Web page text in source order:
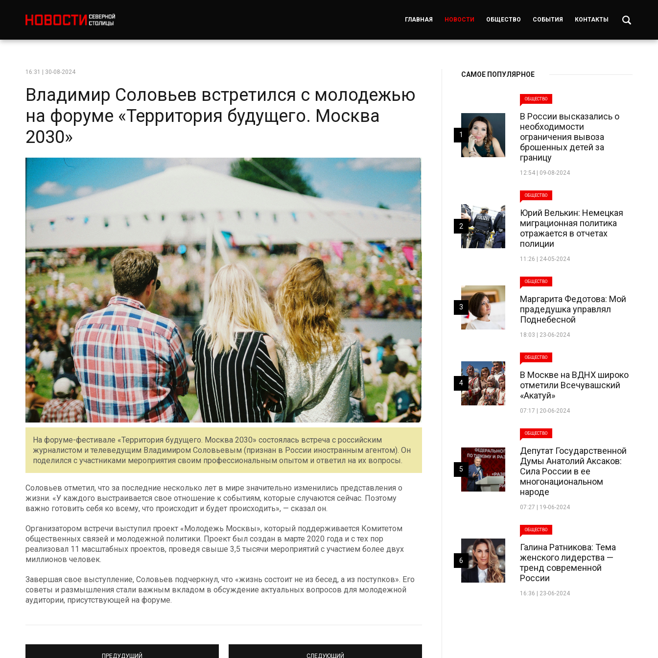
ГЛАВНАЯ НОВОСТИ ОБЩЕСТВО СОБЫТИЯ КОНТАКТЫ
16:31 | 30-08-2024
Владимир Соловьев встретился с молодежью
на форуме «Территория будущего. Москва
2030»
На форуме-фестивале «Территория будущего. Москва 2030» состоялась встреча с российским
журналистом и телеведущим Владимиром Соловьевым (признан в России иностранным агентом). Он
поделился с участниками мероприятия своим профессиональным опытом и ответил на их вопросы.
Соловьев отметил, что за последние несколько лет в мире значительно изменились представления о
жизни. «У каждого выстраивается свое отношение к событиям, которые случаются сейчас. Поэтому
важно готовить себя ко всему, что происходит и будет происходить», — сказал он.
Организатором встречи выступил проект «Молодежь Москвы», который поддерживается Комитетом
общественных связей и молодежной политики. Проект был создан в марте 2020 года и с тех пор
реализовал 11 масштабных проектов, проведя свыше 3,5 тысячи мероприятий с участием более двух
миллионов человек.
Завершая свое выступление, Соловьев подчеркнул, что «жизнь состоит не из бесед, а из поступков». Его
советы и размышления стали важным вкладом в обсуждение актуальных вопросов для молодежной
аудитории, присутствующей на форуме.
ПРЕДУДУЩИЙ СЛЕДУЮЩИЙ
САМОЕ ПОПУЛЯРНОЕ
ОБЩЕСТВО
В России высказались о
необходимости
ограничения вывоза
брошенных детей за
границу
12:54 | 09-08-2024
1
ОБЩЕСТВО
Юрий Велькин: Немецкая
миграционная политика
отражается в отчетах
полиции
11:26 | 24-05-2024
2
ОБЩЕСТВО
Маргарита Федотова: Мой
прадедушка управлял
Поднебесной
18:03 | 23-06-2024
3
ОБЩЕСТВО
В Москве на ВДНХ широко
отметили Всечувашский
«Акатуй»
07:17 | 20-06-2024
4
ОБЩЕСТВО
Депутат Государственной
Думы Анатолий Аксаков:
Сила России в ее
многонациональном
народе
07:27 | 19-06-2024
5
ОБЩЕСТВО
Галина Ратникова: Тема
женского лидерства —
тренд современной
России
16:36 | 23-06-2024
6